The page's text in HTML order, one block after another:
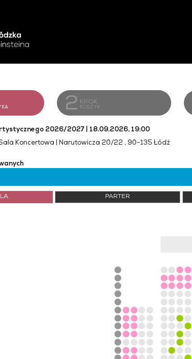
2 KROK
KOSZYK
2026/2027 | 18.09.2026, 19:00
Koncertowa | Narutowicza 20/22 , 90-135 Łódź
PARTER